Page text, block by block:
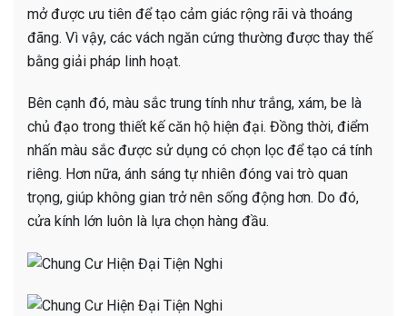
mở được ưu tiên để tạo cảm giác rộng rãi và thoáng
đãng. Vì vậy, các vách ngăn cứng thường được thay thế
bằng giải pháp linh hoạt.
Bên cạnh đó, màu sắc trung tính như trắng, xám, be là
chủ đạo trong thiết kế căn hộ hiện đại. Đồng thời, điểm
nhấn màu sắc được sử dụng có chọn lọc để tạo cá tính
riêng. Hơn nữa, ánh sáng tự nhiên đóng vai trò quan
trọng, giúp không gian trở nên sống động hơn. Do đó,
cửa kính lớn luôn là lựa chọn hàng đầu.